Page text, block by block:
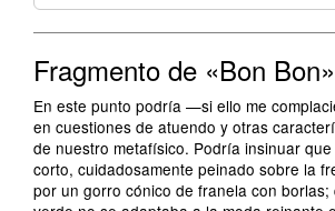
Fragmento de «Bon Bon»
En este punto podría —si ello me
en cuestiones de atuendo y otras
de nuestro metafísico. Podría insinuar
corto, cuidadosamente peinado sobre la
por un gorro cónico de franela con